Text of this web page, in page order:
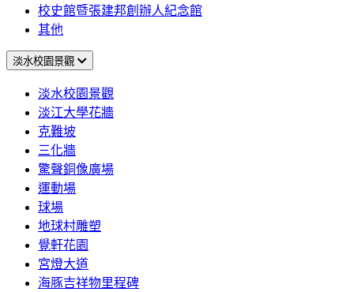
校史館暨張建邦創辦人紀念館
其他
淡水校園景觀
淡水校園景觀
淡江大學花牆
克難坡
三化牆
驚聲銅像廣場
運動場
球場
地球村雕塑
覺軒花園
宮燈大道
海豚吉祥物里程碑